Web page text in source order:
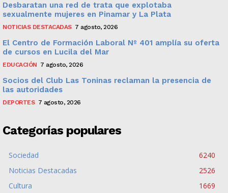
Desbaratan una red de trata que explotaba
sexualmente mujeres en Pinamar y La Plata
NOTICIAS DESTACADAS 7 agosto, 2026
El Centro de Formación Laboral Nº 401 amplía su oferta
de cursos en Lucila del Mar
EDUCACIÓN 7 agosto, 2026
Socios del Club Las Toninas reclaman la presencia de
las autoridades
DEPORTES 7 agosto, 2026
Categorías populares
Sociedad
6240
Noticias Destacadas
2526
Cultura
1669